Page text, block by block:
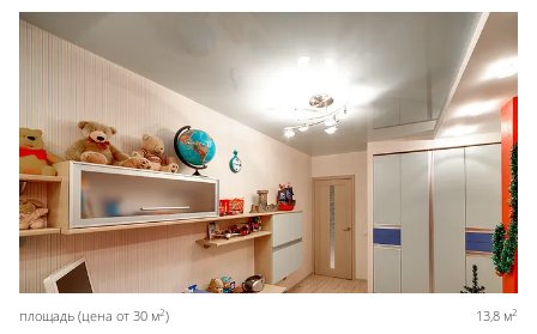
площадь (цена от 30 м2) 13,8 м2